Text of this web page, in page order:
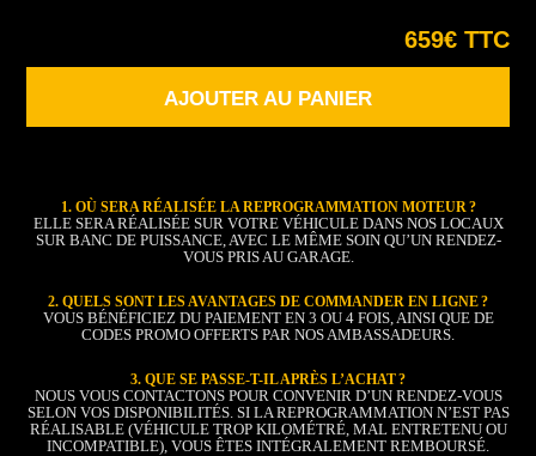
659€ TTC
AJOUTER AU PANIER
1. OÙ SERA RÉALISÉE LA REPROGRAMMATION MOTEUR ?
ELLE SERA RÉALISÉE SUR VOTRE VÉHICULE DANS NOS LOCAUX
SUR BANC DE PUISSANCE, AVEC LE MÊME SOIN QU’UN RENDEZ-
VOUS PRIS AU GARAGE.
2. QUELS SONT LES AVANTAGES DE COMMANDER EN LIGNE ?
VOUS BÉNÉFICIEZ DU PAIEMENT EN 3 OU 4 FOIS, AINSI QUE DE
CODES PROMO OFFERTS PAR NOS AMBASSADEURS.
3. QUE SE PASSE-T-IL APRÈS L’ACHAT ?
NOUS VOUS CONTACTONS POUR CONVENIR D’UN RENDEZ-VOUS
SELON VOS DISPONIBILITÉS. SI LA REPROGRAMMATION N’EST PAS
RÉALISABLE (VÉHICULE TROP KILOMÉTRÉ, MAL ENTRETENU OU
INCOMPATIBLE), VOUS ÊTES INTÉGRALEMENT REMBOURSÉ.